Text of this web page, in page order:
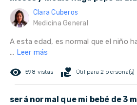
Clara Cuberos
Medicina General
A esta edad, es normal que el niño
... Leer más
remove_red_eye 598 vistas volunteer_activism Útil para 2 persona(s)
será normal que mi bebé de 3